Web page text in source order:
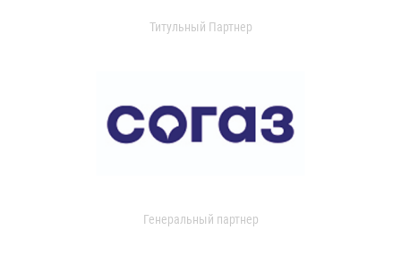
Титульный Партнер
Генеральный партнер